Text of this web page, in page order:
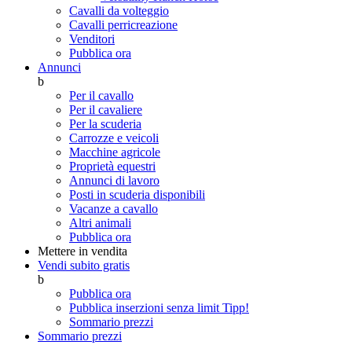
Cavalli da volteggio
Cavalli perricreazione
Venditori
Pubblica ora
Annunci
b
Per il cavallo
Per il cavaliere
Per la scuderia
Carrozze e veicoli
Macchine agricole
Proprietà equestri
Annunci di lavoro
Posti in scuderia disponibili
Vacanze a cavallo
Altri animali
Pubblica ora
Mettere in vendita
Vendi subito gratis
b
Pubblica ora
Pubblica inserzioni senza limit Tipp!
Sommario prezzi
Sommario prezzi